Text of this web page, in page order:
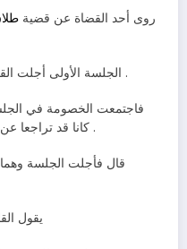
روى أحد القضاة عن قضية
الجلسة الأولى أجلت القضية لأجل بعيد كي أترك مجالا للصلح .
فاجتمعت الخصومة في
كانا قد تراجعا عن الطلاق فأكد الطرفان بوجوب الطلاق .
قال فأجلت الجلسة وهما
يقول